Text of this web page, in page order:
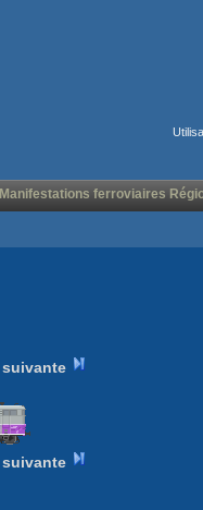
Manifestations ferroviaires